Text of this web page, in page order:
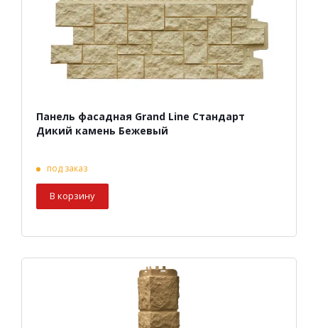
Панель фасадная Grand Line Стандарт
Дикий камень Бежевый
под заказ
В корзину